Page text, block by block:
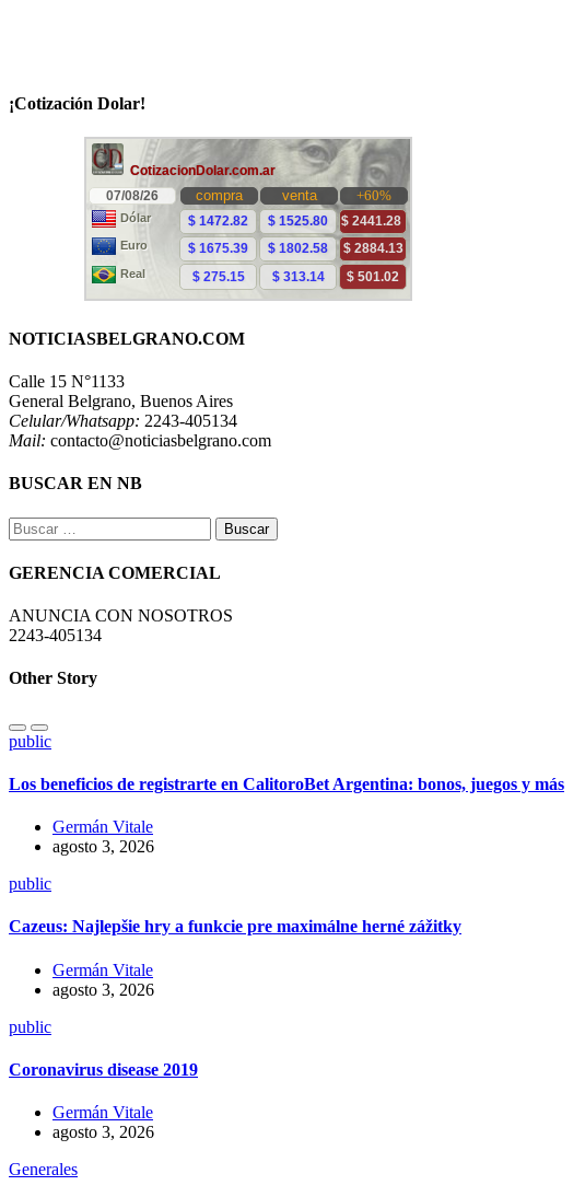
¡Cotización Dolar!
NOTICIASBELGRANO.COM
Calle 15 N°1133
General Belgrano, Buenos Aires
Celular/Whatsapp: 2243-405134
Mail: contacto@noticiasbelgrano.com
BUSCAR EN NB
Buscar:
GERENCIA COMERCIAL
ANUNCIA CON NOSOTROS
2243-405134
Other Story
public
Los beneficios de registrarte en CalitoroBet Argentina: bonos, juegos y más
Germán Vitale
agosto 3, 2026
public
Cazeus: Najlepšie hry a funkcie pre maximálne herné zážitky
Germán Vitale
agosto 3, 2026
public
Coronavirus disease 2019
Germán Vitale
agosto 3, 2026
Generales